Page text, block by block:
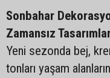
Sonbahar
Zamansız
Yeni sezonda bej,
tonları yaşam